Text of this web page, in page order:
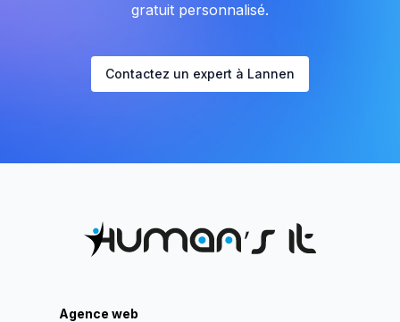
gratuit personnalisé.
Contactez un expert à Lannen
Agence web